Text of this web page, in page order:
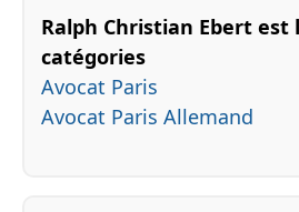
Ralph Christian Ebert est
catégories
Avocat Paris
Avocat Paris Allemand